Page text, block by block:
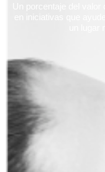
Un porcentaje del
en iniciativas que